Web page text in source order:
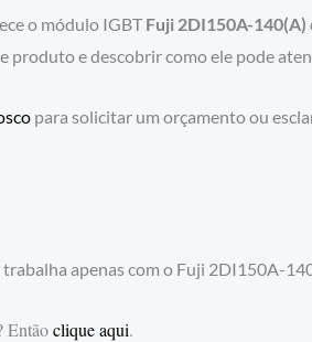
o módulo IGBTFuji 2DI150A-140(A)
produto e descobrir como ele pode
para solicitar um orçamento ou
apenas com o Fuji 2DI150A-
Entãoclique aqui.